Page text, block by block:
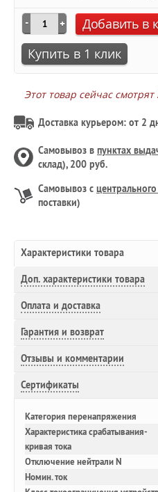
Добавить в
Купить в 1 клик
Этот товар сейчас смотрят
Доставка курьером: от 2
Самовывоз в пунктах
склад), 200 руб.
Самовывоз с
поставки)
Характеристики товара
Доп. характеристики товара
Оплата и доставка
Гарантия и возврат
Отзывы и комментарии
Сертификаты
Категория перенапряжения
Характеристика срабатывания-
кривая тока
Отключение нейтрали N
Номин. ток